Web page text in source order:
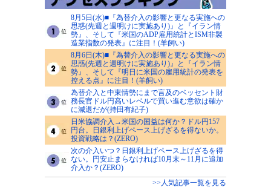
8月5日(水)■『為替介入の影響と更なる実施への
思惑(先週と週明けに実施あり)』と『イラン情
勢』、そして『米国のADP雇用統計とISM非製
造業指数の発表』に注目！(羊飼い)
8月6日(木)■『為替介入の影響と更なる実施への
思惑(先週と週明けに実施あり)』と『イラン情
勢』、そして『明日に米国の雇用統計の発表を
控える点』に注目！(羊飼い)
為替介入と中東情勢にまで言及のベッセント財
務長官ドル円高いレベルで買い進む意欲は確か
に減退だが(持田有紀子)
日米協調介入→米国の国益は何か？ドル円157
円台。日銀利上げペース上げざるを得ないか。
投資戦略は？(ZERO)
次の介入いつ？日銀利上げペース上げざるを得
ない。円安止まらなければ10月末～11月に追加
介入か？(ZERO)
>>人気記事一覧を見る